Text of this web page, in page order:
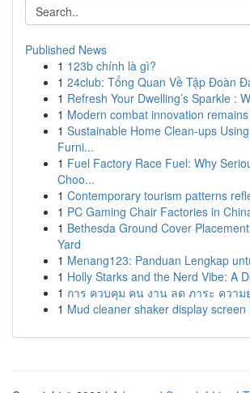
Published News
1 123b chính là gì?
1 24club: Tổng Quan Về Tập Đoàn
1 Refresh Your Dwelling’s Sparkle :
1 Modern combat innovation
1 Sustainable Home Clean-ups
Furni...
1 Fuel Factory Race Fuel: Why
Choo...
1 Contemporary tourism patterns
1 PC Gaming Chair Factories in
1 Bethesda Ground Cover
Yard
1 Menang123: Panduan Lengkap
1 Holly Starks and the Nerd Vibe: A
1 การ ควบคุม คน งาน ลด ภาระ ความ
1 Mud cleaner shaker display screen